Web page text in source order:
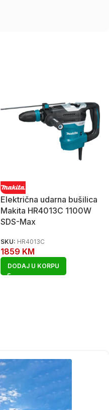
Električna udarna bušilica
Makita HR4013C 1100W
SDS-Max
SKU: HR4013C
1859 KM
DODAJ U KORPU